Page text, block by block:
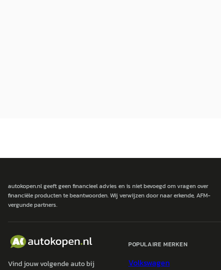
autokopen.nl geeft geen financieel advies en is niet bevoegd om vragen over
financiële producten te beantwoorden. Wij verwijzen door naar erkende, AFM-
vergunde partners.
Vind jouw volgende auto bij
POPULAIRE MERKEN
Volkswagen